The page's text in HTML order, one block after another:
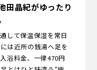
田晶紀がゆったり
して保温保湿を常日
は近所の銭湯へ足を
浴料金、一律470円